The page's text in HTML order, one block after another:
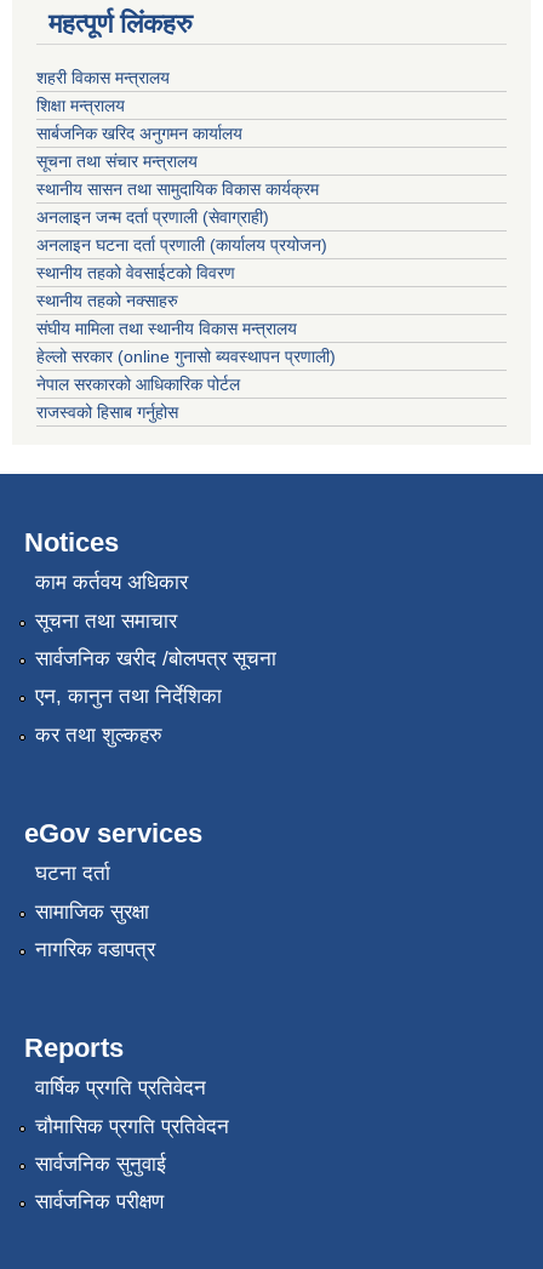
महत्पूर्ण लिंकहरु
शहरी विकास मन्त्रालय
शिक्षा मन्त्रालय
सार्बजनिक खरिद अनुगमन कार्यालय
सूचना तथा संचार मन्त्रालय
स्थानीय सासन तथा सामुदायिक विकास कार्यक्रम
अनलाइन जन्म दर्ता प्रणाली (सेवाग्राही)
अनलाइन घटना दर्ता प्रणाली (कार्यालय प्रयोजन)
स्थानीय तहको वेवसाईटको विवरण
स्थानीय तहको नक्साहरु
संघीय मामिला तथा स्थानीय विकास मन्त्रालय
हेल्लो सरकार (online गुनासो ब्यवस्थापन प्रणाली)
नेपाल सरकारको आधिकारिक पोर्टल
राजस्वको हिसाब गर्नुहोस
Notices
काम कर्तवय अधिकार
सूचना तथा समाचार
सार्वजनिक खरीद /बोलपत्र सूचना
एन, कानुन तथा निर्देशिका
कर तथा शुल्कहरु
eGov services
घटना दर्ता
सामाजिक सुरक्षा
नागरिक वडापत्र
Reports
वार्षिक प्रगति प्रतिवेदन
चौमासिक प्रगति प्रतिवेदन
सार्वजनिक सुनुवाई
सार्वजनिक परीक्षण